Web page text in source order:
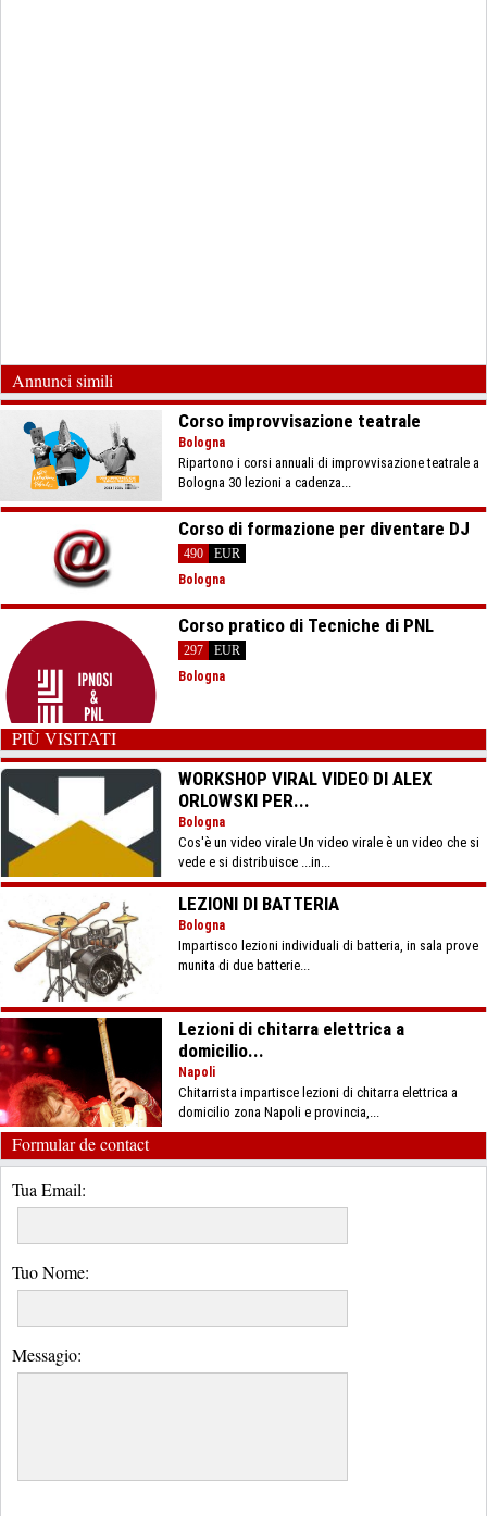
Annunci simili
Corso improvvisazione teatrale
Bologna
Ripartono i corsi annuali di improvvisazione teatrale a
Bologna 30 lezioni a cadenza...
Corso di formazione per diventare DJ
490
EUR
Bologna
Corso pratico di Tecniche di PNL
297
EUR
Bologna
PIÙ VISITATI
WORKSHOP VIRAL VIDEO DI ALEX
ORLOWSKI PER...
Bologna
Cos'è un video virale Un video virale è un video che si
vede e si distribuisce ...in...
LEZIONI DI BATTERIA
Bologna
Impartisco lezioni individuali di batteria, in sala prove
munita di due batterie...
Lezioni di chitarra elettrica a
domicilio...
Napoli
Chitarrista impartisce lezioni di chitarra elettrica a
domicilio zona Napoli e provincia,...
Formular de contact
Tua Email:
Tuo Nome:
Messagio: